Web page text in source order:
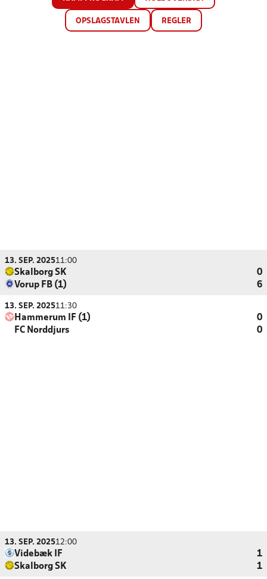
OPSLAGSTAVLEN REGLER
13. SEP. 202511:00
Skalborg SK
0
Vorup FB (1)
6
13. SEP. 202511:30
Hammerum IF (1)
0
FC Norddjurs
0
13. SEP. 202512:00
Videbæk IF
1
Skalborg SK
1